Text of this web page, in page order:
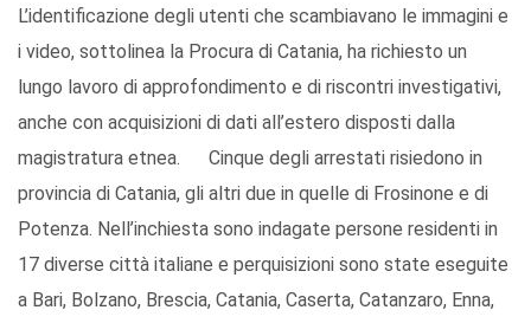
L’identificazione degli utenti che scambiavano le immagini e
i video, sottolinea la Procura di Catania, ha richiesto un
lungo lavoro di approfondimento e di riscontri investigativi,
anche con acquisizioni di dati all’estero disposti dalla
magistratura etnea. Cinque degli arrestati risiedono in
provincia di Catania, gli altri due in quelle di Frosinone e di
Potenza. Nell’inchiesta sono indagate persone residenti in
17 diverse città italiane e perquisizioni sono state eseguite
a Bari, Bolzano, Brescia, Catania, Caserta, Catanzaro, Enna,